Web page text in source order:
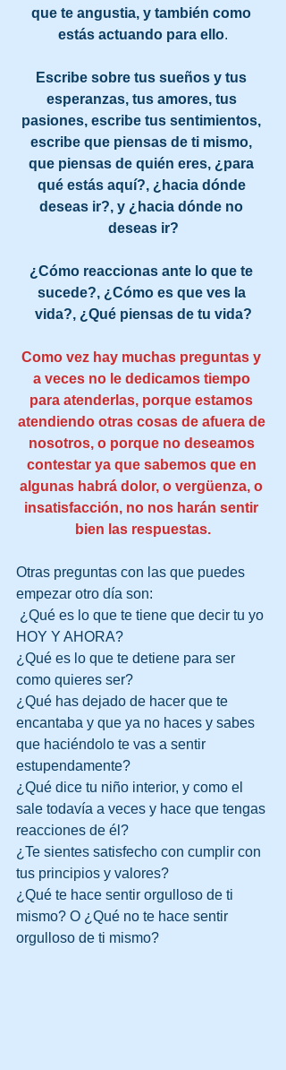
que te angustia, y también como
estás actuando para ello.
Escribe sobre tus sueños y tus
esperanzas, tus amores, tus
pasiones, escribe tus sentimientos,
escribe que piensas de ti mismo,
que piensas de quién eres, ¿para
qué estás aquí?, ¿hacia dónde
deseas ir?, y ¿hacia dónde no
deseas ir?
¿Cómo reaccionas ante lo que te
sucede?, ¿Cómo es que ves la
vida?, ¿Qué piensas de tu vida?
Como vez hay muchas preguntas y
a veces no le dedicamos tiempo
para atenderlas, porque estamos
atendiendo otras cosas de afuera de
nosotros, o porque no deseamos
contestar ya que sabemos que en
algunas habrá dolor, o vergüenza, o
insatisfacción, no nos harán sentir
bien las respuestas.
Otras preguntas con las que puedes
empezar otro día son:
HOY Y AHORA?
¿Qué es lo que te detiene para ser
como quieres ser?
¿Qué has dejado de hacer que te
encantaba y que ya no haces y sabes
que haciéndolo te vas a sentir
estupendamente?
¿Qué dice tu niño interior, y como el
sale todavía a veces y hace que tengas
reacciones de él?
¿Te sientes satisfecho con cumplir con
tus principios y valores?
¿Qué te hace sentir orgulloso de ti
mismo? O ¿Qué no te hace sentir
orgulloso de ti mismo?